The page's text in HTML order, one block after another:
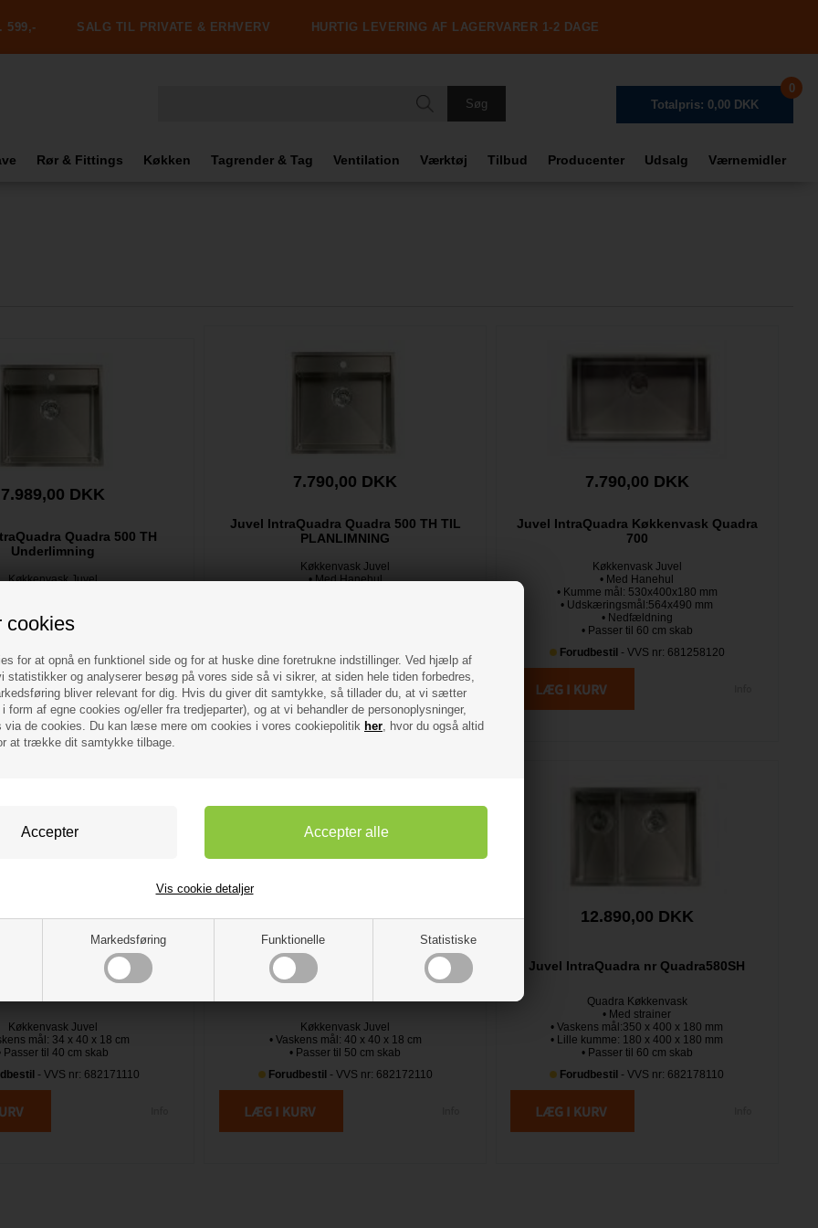
cookies
for at opnå en funktionel side og for at huske dine foretrukne indstillinger. Ved hjælp af
statistikker og analyserer besøg på vores side så vi sikrer, at siden hele tiden forbedres,
bliver relevant for dig. Hvis du giver dit samtykke, så tillader du, at vi sætter
form af egne cookies og/eller fra tredjeparter), og at vi behandler de personoplysninger,
via de cookies. Du kan læse mere om cookies i vores cookiepolitik her, hvor du også altid
at trække dit samtykke tilbage.
Markedsføring Funktionelle Statistiske
Vis cookie detaljer
599,- SALG TIL PRIVATE & ERHVERV HURTIG LEVERING AF LAGERVARER 1-2 DAGE
Totalpris: 0,00 DKK
0
Rør & Fittings Køkken Tagrender & Tag Ventilation Værktøj Tilbud Producenter Udsalg Værnemidler
7.989,00 DKK
Quadra 500 TH
Underlimning
Køkkenvask Juvel
Passer til 60 cm skab
- VVS nr: 682174140
7.790,00 DKK
Juvel IntraQuadra Quadra 500 TH TIL
PLANLIMNING
Køkkenvask Juvel
• Med Hanehul
Forudbestil - VVS nr: 682174150
7.790,00 DKK
Juvel IntraQuadra Køkkenvask Quadra
700
Køkkenvask Juvel
• Med Hanehul
• Kumme mål: 530x400x180 mm
• Udskæringsmål:564x490 mm
• Nedfældning
• Passer til 60 cm skab
Forudbestil - VVS nr: 681258120
5.989,00 DKK
Køkkenvask Juvel
mål: 34 x 40 x 18 cm
Passer til 40 cm skab
- VVS nr: 682171110
5.989,00 DKK
Køkkenvask Juvel
• Vaskens mål: 40 x 40 x 18 cm
• Passer til 50 cm skab
Forudbestil - VVS nr: 682172110
12.890,00 DKK
Juvel IntraQuadra nr Quadra580SH
Quadra Køkkenvask
• Med strainer
• Vaskens mål:350 x 400 x 180 mm
• Lille kumme: 180 x 400 x 180 mm
• Passer til 60 cm skab
Forudbestil - VVS nr: 682178110